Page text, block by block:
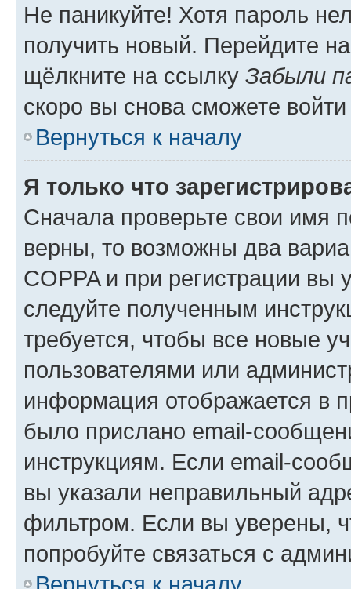
Не паникуйте! Хотя пароль
получить новый. Перейдите
щёлкните на ссылку Забыли
скоро вы снова сможете
Вернуться к началу
Я только что
Сначала проверьте свои имя
верны, то возможны два
COPPA и при регистрации вы
следуйте полученным
требуется, чтобы все новые
пользователями или
информация отображается в
было прислано email-
инструкциям. Если email-
вы указали неправильный
фильтром. Если вы уверены,
попробуйте связаться с
Вернуться к началу